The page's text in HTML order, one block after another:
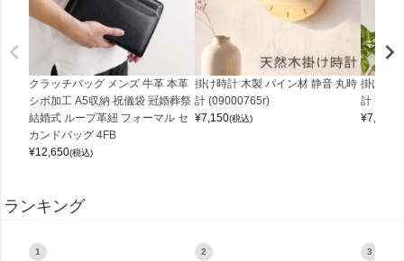
クラッチバッグ メンズ 牛革 本革
シボ加工 A5収納 祝儀袋 冠婚葬祭
結婚式 ループ革紐 フォーマル セ
カンドバッグ 4FB
¥12,650(税込)
掛け時計 木製 パイン材 静音 丸時
計 (09000765r)
¥7,150(税込)
掛け時
計
¥7,150
ランキング
1 2 3